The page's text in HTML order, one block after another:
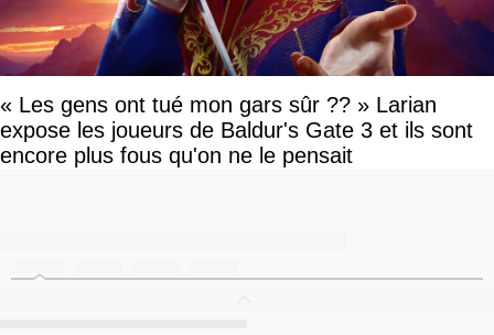
« Les gens ont tué mon gars sûr ?? » Larian
expose les joueurs de Baldur's Gate 3 et ils sont
encore plus fous qu'on ne le pensait